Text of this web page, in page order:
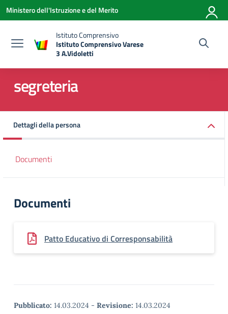
Vai ai contenuti
Vai al menu di navigazione
Vai al footer
Ministero dell'Istruzione e del Merito
Istituto Comprensivo
Istituto Comprensivo Varese
3 A.Vidoletti
segreteria
Dettagli della persona
Documenti
Documenti
Patto Educativo di Corresponsabilità
Pubblicato: 14.03.2024 - Revisione: 14.03.2024